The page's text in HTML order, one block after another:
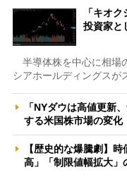
「キオ
投資家
半導体株を中心に相場
シアホールディングスが
「NYダウは高値更新
する米国株市場の変
【歴史的な爆騰劇】
高」「制限値幅拡大